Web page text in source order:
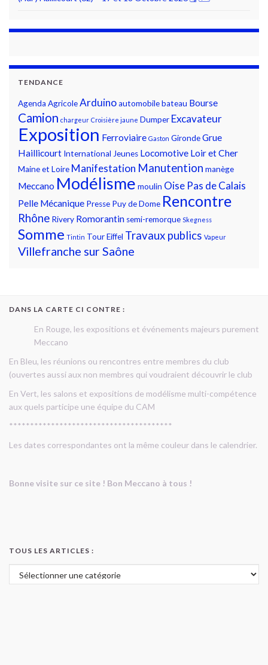
TENDANCE
Agenda AgricoleArduinoautomobilebateau Bourse
Camion chargeur Croisière jaune Dumper Excavateur
Exposition Ferroviaire Gaston GirondeGrue
Haillicourt International Jeunes Locomotive Loir et Cher
Maine et Loire Manifestation Manutention manège
Meccano Modélisme moulin Oise Pas de Calais
Pelle Mécanique Presse Puy de Dome Rencontre
Rhône Rivery Romorantin semi-remorque Skegness
Somme Tintin Tour Eiffel Travaux publics Vapeur
Villefranche sur Saône
DANS LA CARTE CI CONTRE :
En Rouge, les expositions et événements majeurs purement
Meccano
En Bleu, les réunions ou rencontres entre membres du club
(ouvertes aussi aux non membres qui voudraient découvrir le club
En Vert, les salons et expositions de modélisme multi-compétence
aux quels participe une équipe du CAM
***************************************
Les dates correspondantes ont la même couleur dans le calendrier.
Bonne visite sur ce site ! Bon Meccano à tous !
TOUS LES ARTICLES :
Tous les articles :